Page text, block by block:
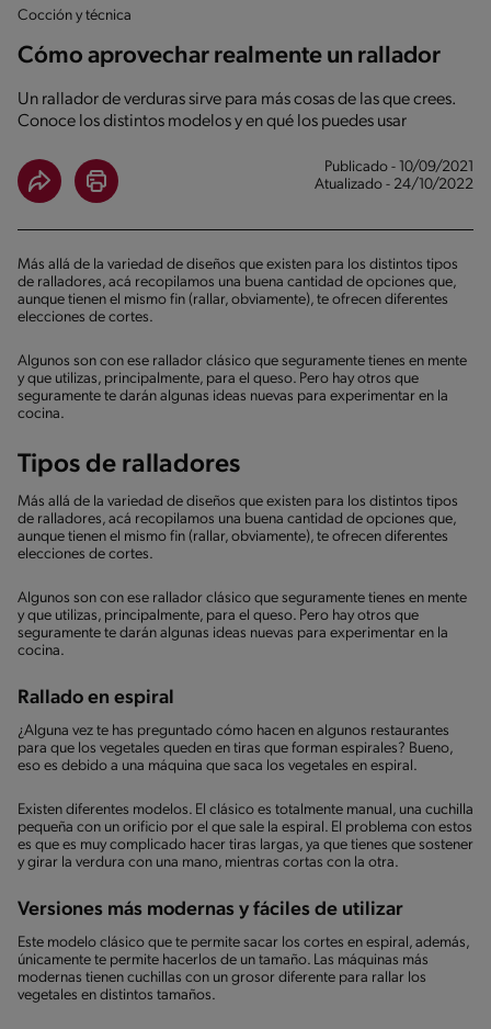
Cocción y técnica
Cómo aprovechar realmente un rallador
Un rallador de verduras sirve para más cosas de las que crees.
Conoce los distintos modelos y en qué los puedes usar
Publicado - 10/09/2021
Atualizado - 24/10/2022
Más allá de la variedad de diseños que existen para los distintos tipos
de ralladores, acá recopilamos una buena cantidad de opciones que,
aunque tienen el mismo fin (rallar, obviamente), te ofrecen diferentes
elecciones de cortes.
Algunos son con ese rallador clásico que seguramente tienes en mente
y que utilizas, principalmente, para el queso. Pero hay otros que
seguramente te darán algunas ideas nuevas para experimentar en la
cocina.
Tipos de ralladores
Más allá de la variedad de diseños que existen para los distintos tipos
de ralladores, acá recopilamos una buena cantidad de opciones que,
aunque tienen el mismo fin (rallar, obviamente), te ofrecen diferentes
elecciones de cortes.
Algunos son con ese rallador clásico que seguramente tienes en mente
y que utilizas, principalmente, para el queso. Pero hay otros que
seguramente te darán algunas ideas nuevas para experimentar en la
cocina.
Rallado en espiral
¿Alguna vez te has preguntado cómo hacen en algunos restaurantes
para que los vegetales queden en tiras que forman espirales? Bueno,
eso es debido a una máquina que saca los vegetales en espiral.
Existen diferentes modelos. El clásico es totalmente manual, una cuchilla
pequeña con un orificio por el que sale la espiral. El problema con estos
es que es muy complicado hacer tiras largas, ya que tienes que sostener
y girar la verdura con una mano, mientras cortas con la otra.
Versiones más modernas y fáciles de utilizar
Este modelo clásico que te permite sacar los cortes en espiral, además,
únicamente te permite hacerlos de un tamaño. Las máquinas más
modernas tienen cuchillas con un grosor diferente para rallar los
vegetales en distintos tamaños.